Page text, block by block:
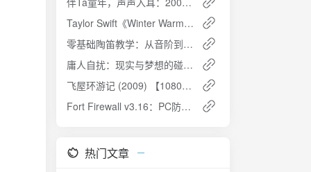
Taylor Swift《Winter Warmers》ALAC无损歌单下载
零基础陶笛教学：从音阶到名曲的完整入门指南
庸人自扰：现实与梦想的碰撞 [小说文学] [PDF+全格式]
飞屋环游记 (2009) 【1080P】日语中英双字：一场梦想与冒险的奇妙旅程
Fort Firewall v3.16：PC防火墙软件，小巧而强大
热门文章